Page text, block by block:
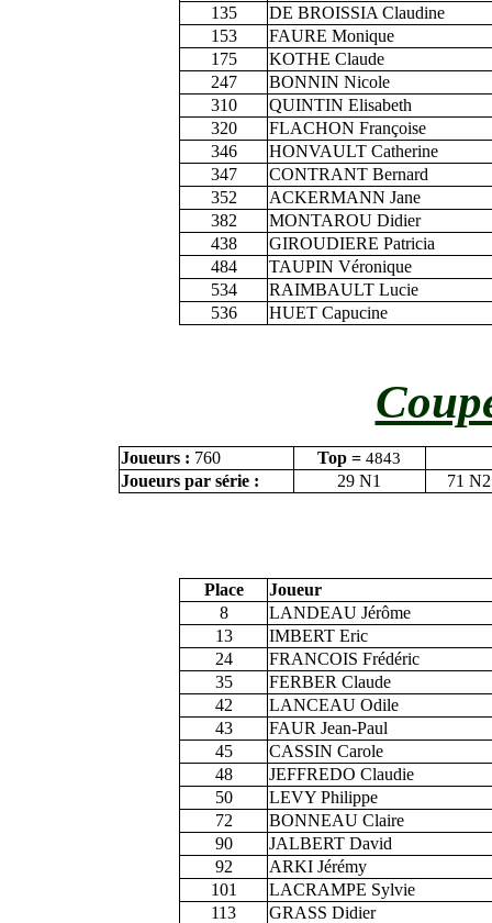
135
DE BROISSIA Claudine
153
FAURE Monique
175
KOTHE Claude
247
BONNIN Nicole
310
QUINTIN Elisabeth
320
FLACHON Françoise
346
HONVAULT Catherine
347
CONTRANT Bernard
352
ACKERMANN Jane
382
MONTAROU Didier
438
GIROUDIERE Patricia
484
TAUPIN Véronique
534
RAIMBAULT Lucie
536
HUET Capucine
Joueurs : 760 Top = 4843
Joueurs par série : 29 N1 71 N2
Place
Joueur
8
LANDEAU Jérôme
13
IMBERT Eric
24
FRANCOIS Frédéric
35
FERBER Claude
42
LANCEAU Odile
43
FAUR Jean-Paul
45
CASSIN Carole
48
JEFFREDO Claudie
50
LEVY Philippe
72
BONNEAU Claire
90
JALBERT David
92
ARKI Jérémy
101
LACRAMPE Sylvie
113
GRASS Didier